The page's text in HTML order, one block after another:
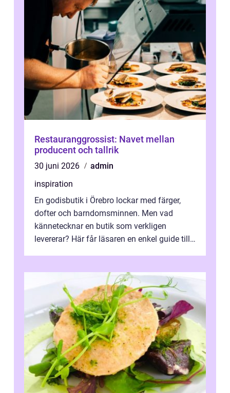
Restauranggrossist: Navet mellan
producent och tallrik
30 juni 2026
admin
inspiration
En godisbutik i Örebro lockar med färger,
dofter och barndomsminnen. Men vad
kännetecknar en butik som verkligen
levererar? Här får läsaren en enkel guide till